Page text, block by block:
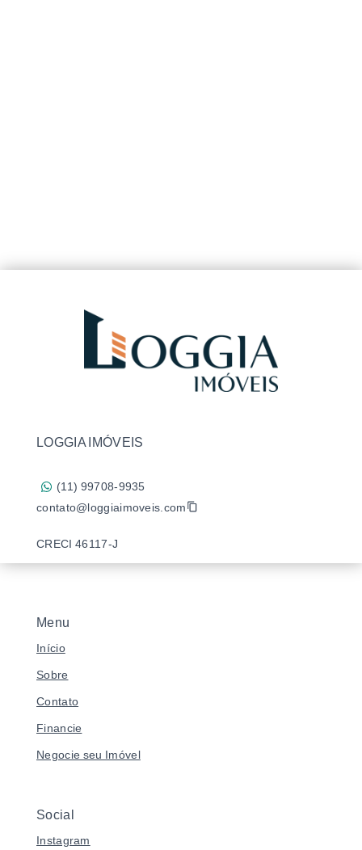
Menu
Início
Sobre
Contato
Financie
Negocie seu Imóvel
Social
Instagram
LOGGIA IMÓVEIS
(11) 99708-9935
contato@loggiaimoveis.com
CRECI 46117-J